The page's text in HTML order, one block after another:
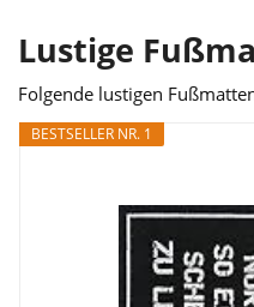
Lustige
Folgende lustigen
BESTSELLER NR. 1